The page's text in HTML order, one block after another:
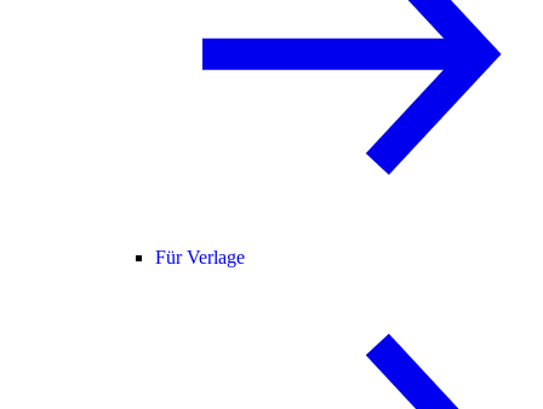
Für Verlage